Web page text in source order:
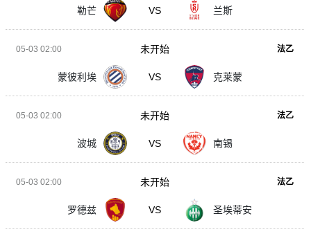
勒芒 VS 兰斯
05-03 02:00 法乙
蒙彼利埃 VS 克莱蒙
未开始
05-03 02:00 法乙
波城 VS 南锡
未开始
05-03 02:00 法乙
罗德兹 VS 圣埃蒂安
未开始